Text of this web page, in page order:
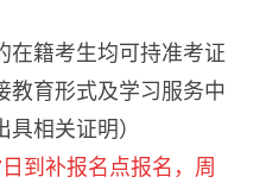
在籍考生均可持准考证
教育形式及学习服务中
相关证明）
到补报名点报名，周